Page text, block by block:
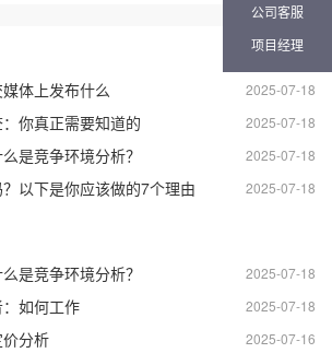
公司客服
项目经理
2025-07-18
体上发布什么
2025-07-18
你真正需要知道的
2025-07-18
是竞争环境分析？
2025-07-18
以下是你应该做的7个理由
2025-07-18
是竞争环境分析？
2025-07-18
如何工作
2025-07-16
分析